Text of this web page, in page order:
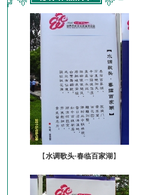
【水调歌头·春临百家湖 】